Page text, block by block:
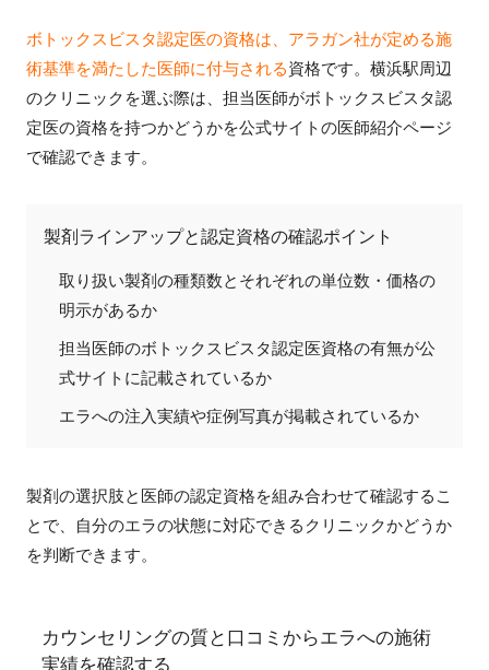
ボトックスビスタ認定医の資格は、アラガン社が定める施
術基準を満たした医師に付与される資格です。横浜駅周辺
のクリニックを選ぶ際は、担当医師がボトックスビスタ認
定医の資格を持つかどうかを公式サイトの医師紹介ページ
で確認できます。
製剤ラインアップと認定資格の確認ポイント
取り扱い製剤の種類数とそれぞれの単位数・価格の
明示があるか
担当医師のボトックスビスタ認定医資格の有無が公
式サイトに記載されているか
エラへの注入実績や症例写真が掲載されているか
製剤の選択肢と医師の認定資格を組み合わせて確認するこ
とで、自分のエラの状態に対応できるクリニックかどうか
を判断できます。
カウンセリングの質と口コミからエラへの施術
実績を確認する